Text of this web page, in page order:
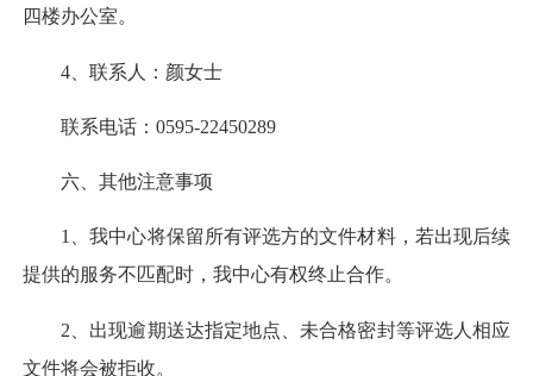
四楼办公室。
4、联系人：颜女士
联系电话：0595-22450289
六、其他注意事项
1、我中心将保留所有评选方的文件材料，若出现后续
提供的服务不匹配时，我中心有权终止合作。
2、出现逾期送达指定地点、未合格密封等评选人相应
文件将会被拒收。